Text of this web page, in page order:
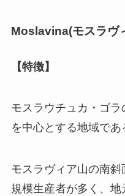
Moslavina(モスラヴ
【特徴】
モスラウチュカ・ゴ
を中心とする地域であ
モスラヴィア山の南
規模生産者が多く、